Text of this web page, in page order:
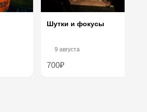
Шутки и фокусы
9 августа
700₽